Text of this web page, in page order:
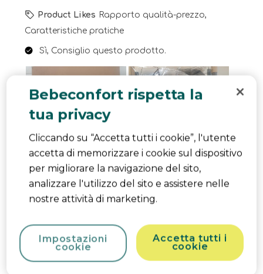
Product Likes Rapporto qualità-prezzo,
Caratteristiche pratiche
Sì, Consiglio questo prodotto.
Bebeconfort rispetta la
tua privacy
Cliccando su “Accetta tutti i cookie”, l'utente
accetta di memorizzare i cookie sul dispositivo
per migliorare la navigazione del sito,
analizzare l'utilizzo del sito e assistere nelle
nostre attività di marketing.
Accetta tutti i
cookie
Impostazioni
cookie